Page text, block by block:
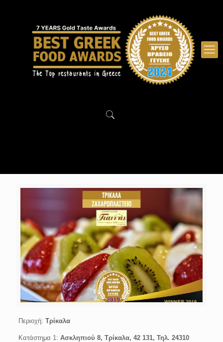
Περιοχή: Tρίκαλα
Κατάστημα 1: Ασκληπιού 8, Τρίκαλα, 42 131, Τηλ. 24310